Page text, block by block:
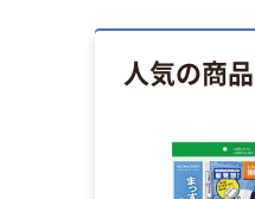
人気の商品